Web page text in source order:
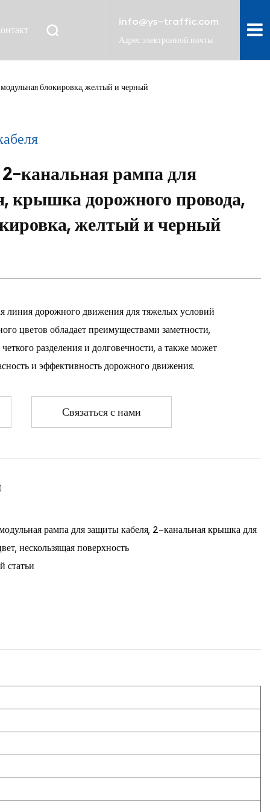
info@ys-traffic.com
Адрес электронной почты
блокировка, желтый и черный
канальная рампа для
крышка дорожного провода,
желтый и черный
линия дорожного движения для тяжелых условий
цветов обладает преимуществами заметности,
разделения и долговечности, а также может
и эффективность дорожного движения.
Связаться с нами
рампа для защиты кабеля, 2-канальная крышка для
нескользящая поверхность
статьи